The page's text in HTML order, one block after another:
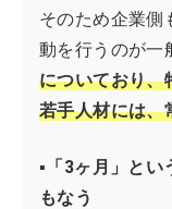
そのため企業側
動を行うのが一
についており、
若手人材には、
▪「3ヶ月」とい
もなう